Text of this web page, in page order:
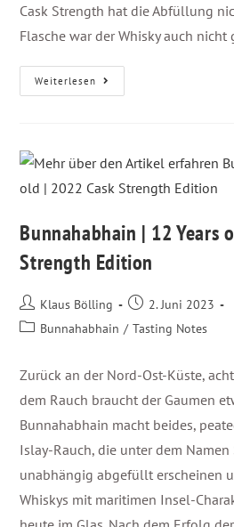
Cask Strength hat die Abfüllung
Flasche war der Whisky auch nicht
Weiterlesen
Bunnahabhain | 12 Years
Strength Edition
Klaus Bölling
2. Juni 2023
Bunnahabhain / Tasting Notes
Zurück an der Nord-Ost-Küste,
dem Rauch braucht der Gaumen
Bunnahabhain macht beides,
Islay-Rauch, die unter dem
unabhängig abgefüllt erscheinen
Whiskys mit maritimen Insel-